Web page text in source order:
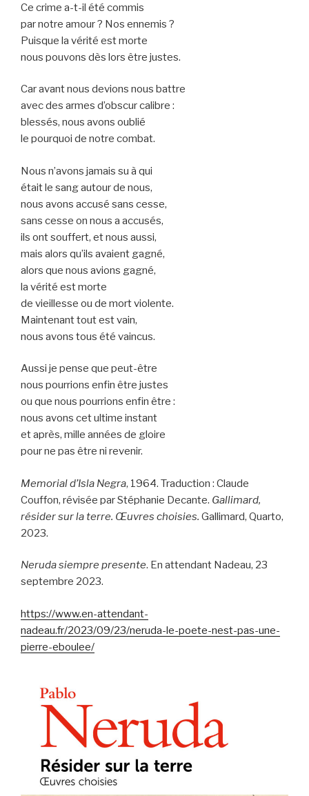
Ce crime a-t-il été commis
par notre amour ? Nos ennemis ?
Puisque la vérité est morte
nous pouvons dès lors être justes.
Car avant nous devions nous battre
avec des armes d’obscur calibre :
blessés, nous avons oublié
le pourquoi de notre combat.
Nous n’avons jamais su à qui
était le sang autour de nous,
nous avons accusé sans cesse,
sans cesse on nous a accusés,
ils ont souffert, et nous aussi,
mais alors qu’ils avaient gagné,
alors que nous avions gagné,
la vérité est morte
de vieillesse ou de mort violente.
Maintenant tout est vain,
nous avons tous été vaincus.
Aussi je pense que peut-être
nous pourrions enfin être justes
ou que nous pourrions enfin être :
nous avons cet ultime instant
et après, mille années de gloire
pour ne pas être ni revenir.
Memorial d’Isla Negra, 1964. Traduction : Claude
Couffon, révisée par Stéphanie Decante. Gallimard,
résider sur la terre. Œuvres choisies. Gallimard, Quarto,
2023.
Neruda siempre presente. En attendant Nadeau, 23
septembre 2023.
https://www.en-attendant-
nadeau.fr/2023/09/23/neruda-le-poete-nest-pas-une-
pierre-eboulee/